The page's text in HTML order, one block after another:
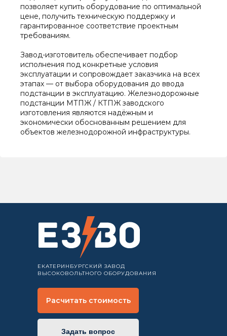
позволяет купить оборудование по оптимальной
цене, получить техническую поддержку и
гарантированное соответствие проектным
требованиям.
Завод-изготовитель обеспечивает подбор
исполнения под конкретные условия
эксплуатации и сопровождает заказчика на всех
этапах — от выбора оборудования до ввода
подстанции в эксплуатацию. Железнодорожные
подстанции МТПЖ / КТПЖ заводского
изготовления являются надёжным и
экономически обоснованным решением для
объектов железнодорожной инфраструктуры.
ЕКАТЕРИНБУРГСКИЙ ЗАВОД
ВЫСОКОВОЛЬТНОГО ОБОРУДОВАНИЯ
Расчитать стоимость
Задать вопрос